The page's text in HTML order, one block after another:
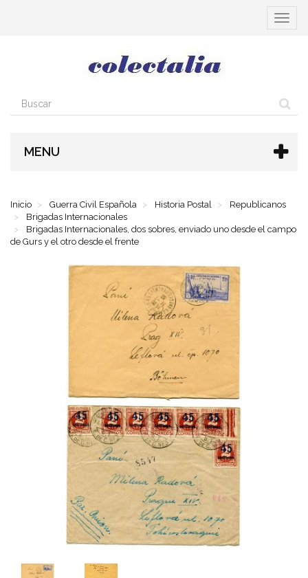
MENU
Inicio Guerra Civil Española Historia Postal
Republicanos
Brigadas Internacionales
Brigadas Internacionales, dos sobres, enviado uno desde el campo
de Gurs y el otro desde el frente